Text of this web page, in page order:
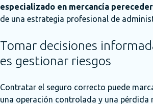
especializado en mercancía
de una estrategia profesional de
Tomar decisiones
es gestionar riesgos
Contratar el seguro correcto puede
una operación controlada y una pérdida